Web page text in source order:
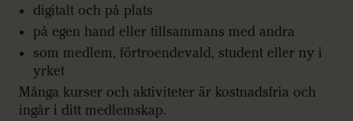
digitalt och på plats
på egen hand eller tillsammans med andra
som medlem, förtroendevald, student eller ny i
yrket
Många kurser och aktiviteter är kostnadsfria och
ingår i ditt medlemskap.